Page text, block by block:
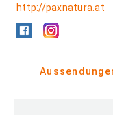
http://paxnatura.at